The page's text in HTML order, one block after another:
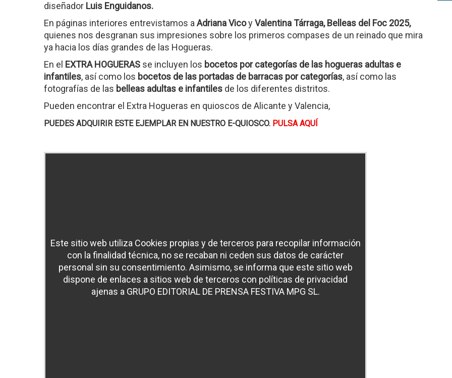
diseñador Luis Enguidanos.
En páginas interiores entrevistamos a Adriana VicoyValentina Tárraga, Belleas del Foc 2025,
quienes nos desgranan sus impresiones sobre los primeros compases de un reinado que mira
ya hacia los días grandes de las Hogueras.
En el EXTRA HOGUERAS se incluyen los bocetos por categorías de las hogueras adultas e
infantiles, así como los bocetos de las portadas de barracas por categorías, así como las
fotografías de las belleas adultas e infantiles de los diferentes distritos.
Pueden encontrar el Extra Hogueras en quioscos de Alicante y Valencia,
PUEDES ADQUIRIR ESTE EJEMPLAR EN NUESTRO E-QUIOSCO. PULSA AQUÍ
Este sitio web utiliza Cookies propias y de terceros para recopilar información
con la finalidad técnica, no se recaban ni ceden sus datos de carácter
personal sin su consentimiento. Asimismo, se informa que este sitio web
dispone de enlaces a sitios web de terceros con políticas de privacidad
ajenas a GRUPO EDITORIAL DE PRENSA FESTIVA MPG SL.